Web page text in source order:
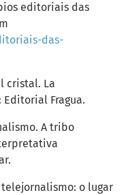
editoriais das
das-
cristal. La
Fragua.
A tribo
telejornalismo: o lugar